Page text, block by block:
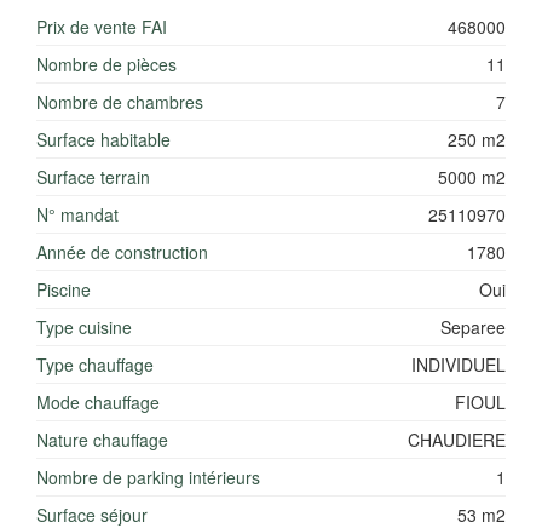
Prix de vente FAI
468000
Nombre de pièces
11
Nombre de chambres
7
Surface habitable
250 m2
Surface terrain
5000 m2
N° mandat
25110970
Année de construction
1780
Piscine
Oui
Type cuisine
Separee
Type chauffage
INDIVIDUEL
Mode chauffage
FIOUL
Nature chauffage
CHAUDIERE
Nombre de parking intérieurs
1
Surface séjour
53 m2